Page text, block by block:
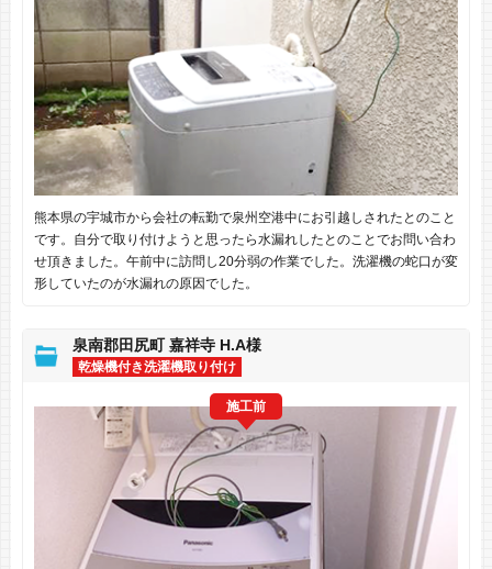
熊本県の宇城市から会社の転勤で泉州空港中にお引越しされたとのこと
です。自分で取り付けようと思ったら水漏れしたとのことでお問い合わ
せ頂きました。午前中に訪問し20分弱の作業でした。洗濯機の蛇口が変
形していたのが水漏れの原因でした。
泉南郡田尻町 嘉祥寺 H.A様
乾燥機付き洗濯機取り付け
施工前